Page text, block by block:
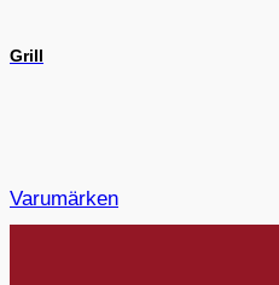
Grill
Varumärken